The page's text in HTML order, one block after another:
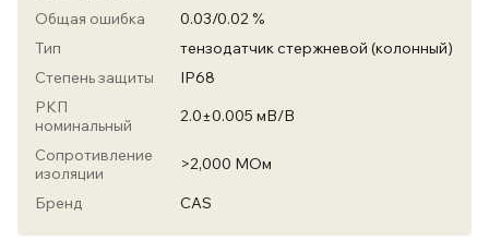
Общая ошибка
0.03/0.02 %
Тип
тензодатчик стержневой (колонный)
Степень защиты
IP68
РКП
номинальный
2.0±0.005 мВ/В
Сопротивление
изоляции
>2,000 МОм
Бренд
CAS